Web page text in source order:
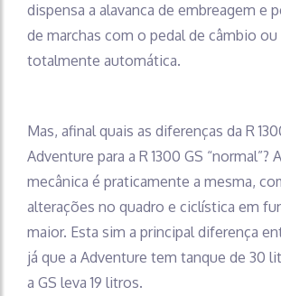
dispensa a alavanca de embreagem e
de marchas com o pedal de câmbio
totalmente automática.
Mas, afinal quais as diferenças da R
Adventure para a R 1300 GS “normal”?
mecânica é praticamente a mesma,
alterações no quadro e ciclística em
maior. Esta sim a principal diferença
já que a Adventure tem tanque de 30
a GS leva 19 litros.